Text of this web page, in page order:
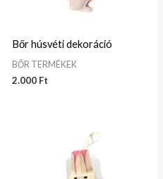
Bőr húsvéti dekoráció
BŐR TERMÉKEK
2.000 Ft